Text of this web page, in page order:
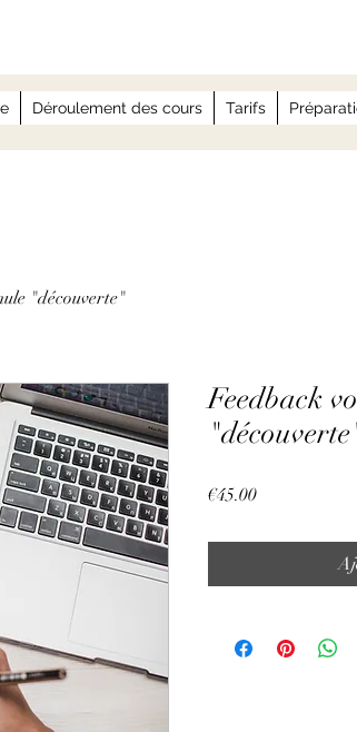
Déroulement des cours Tarifs
"découverte"
Feedback
€45.00Prix